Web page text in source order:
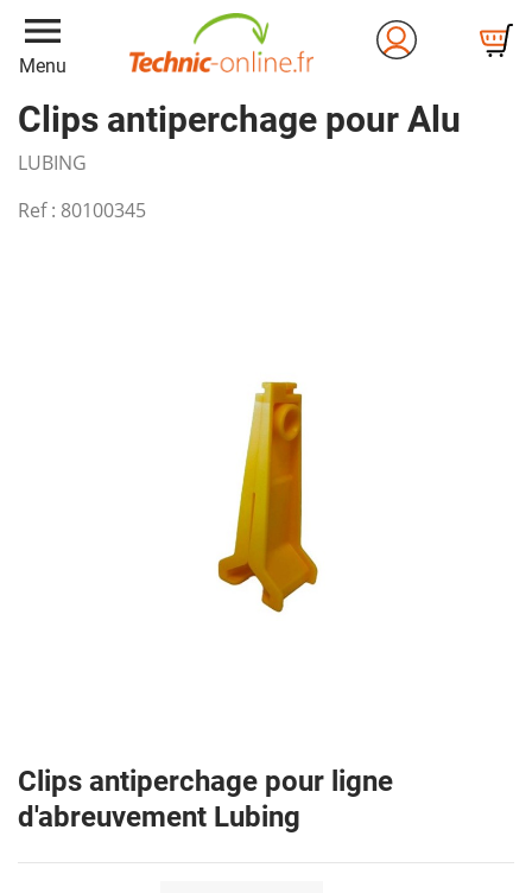
menu
Menu
Clips antiperchage pour Alu
LUBING
Ref : 80100345
Clips antiperchage pour ligne
d'abreuvement Lubing